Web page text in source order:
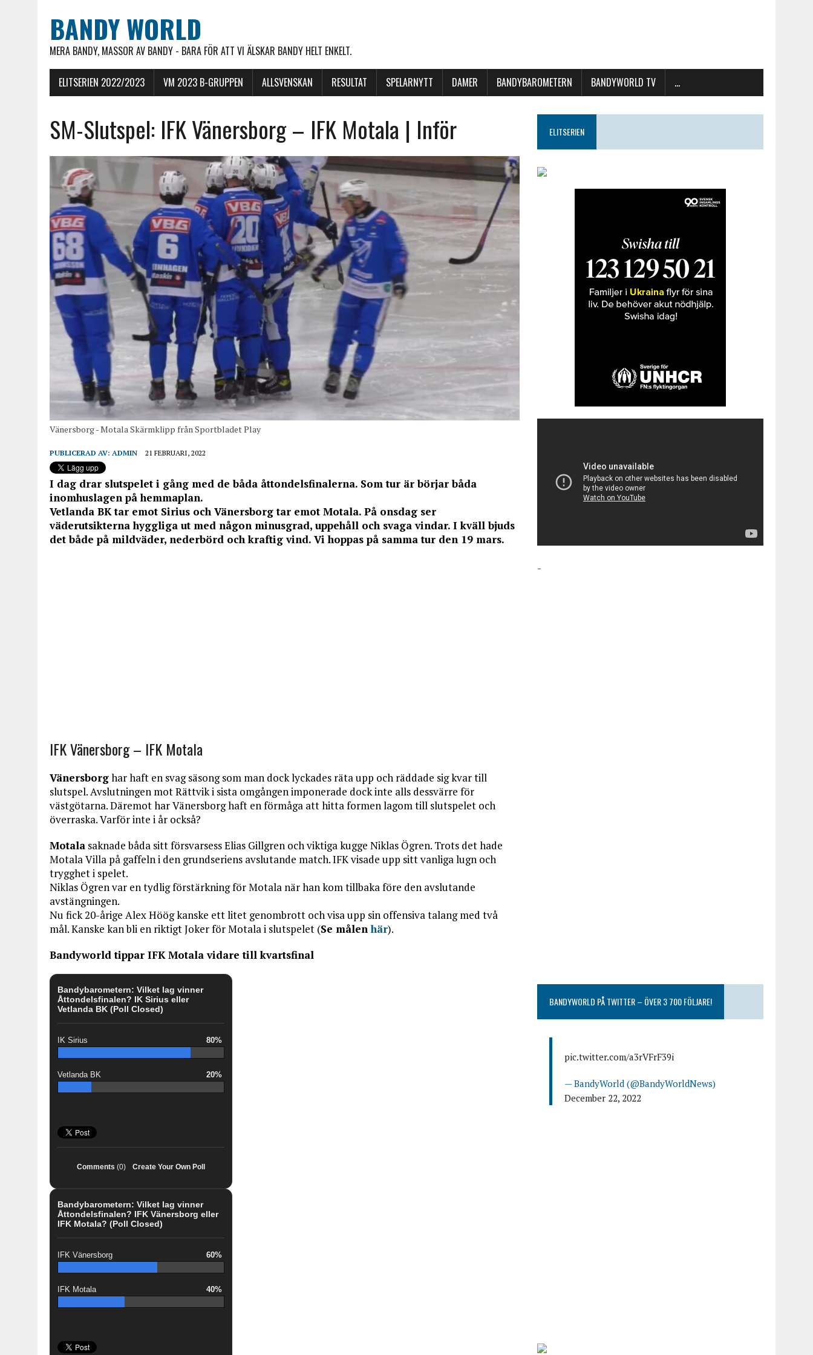
BANDY WORLD
MERA BANDY, MASSOR AV BANDY - BARA FÖR ATT VI ÄLSKAR BANDY HELT ENKELT.
ELITSERIEN 2022/2023 VM 2023 B-GRUPPEN ALLSVENSKAN RESULTAT SPELARNYTT DAMER BANDYBAROMETERN BANDYWORLD TV …
SM-Slutspel: IFK Vänersborg – IFK Motala | Inför
Vänersborg - Motala Skärmklipp från Sportbladet Play
PUBLICERAD AV: ADMIN 21 FEBRUARI, 2022
I dag drar slutspelet i gång med de båda åttondelsfinalerna. Som tur är börjar båda
inomhuslagen på hemmaplan.
Vetlanda BK tar emot Sirius och Vänersborg tar emot Motala. På onsdag ser
väderutsikterna hyggliga ut med någon minusgrad, uppehåll och svaga vindar. I kväll bjuds
det både på mildväder, nederbörd och kraftig vind. Vi hoppas på samma tur den 19 mars.
IFK Vänersborg – IFK Motala
Vänersborghar haft en svag säsong som man dock lyckades räta upp och räddade sig kvar till
slutspel. Avslutningen mot Rättvik i sista omgången imponerade dock inte alls dessvärre för
västgötarna. Däremot har Vänersborg haft en förmåga att hitta formen lagom till slutspelet och
överraska. Varför inte i år också?
Motala saknade båda sitt försvarsess Elias Gillgren och viktiga kugge Niklas Ögren. Trots det hade
Motala Villa på gaffeln i den grundseriens avslutande match. IFK visade upp sitt vanliga lugn och
trygghet i spelet.
Niklas Ögren var en tydlig förstärkning för Motala när han kom tillbaka före den avslutande
avstängningen.
Nu fick 20-årige Alex Höög kanske ett litet genombrott och visa upp sin offensiva talang med två
mål. Kanske kan bli en riktigt Joker för Motala i slutspelet (Se målenhär).
Bandyworld tippar IFK Motala vidare till kvartsfinal
Bandybarometern: Vilket lag vinner
Åttondelsfinalen? IK Sirius eller
Vetlanda BK (Poll Closed)
IK Sirius 80%
Vetlanda BK 20%
Comments (0) Create Your Own Poll
Bandybarometern: Vilket lag vinner
Åttondelsfinalen? IFK Vänersborg eller
IFK Motala? (Poll Closed)
IFK Vänersborg 60%
IFK Motala 40%
ELITSERIEN
-
BANDYWORLD PÅ TWITTER – ÖVER 3 700 FÖLJARE!
pic.twitter.com/a3rVFrF39i
— BandyWorld (@BandyWorldNews)
December 22, 2022